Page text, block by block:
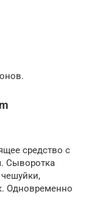
средство с
Сыворотка
Одновременно